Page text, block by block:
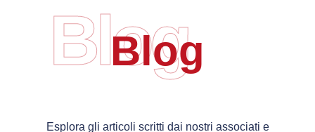
Blog
Blog
Esplora gli articoli scritti dai nostri associati e